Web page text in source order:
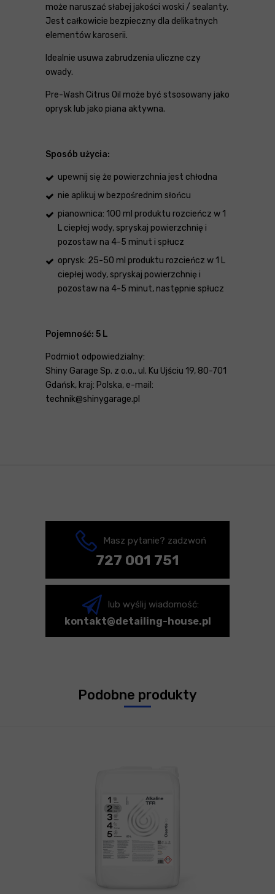
może naruszać słabej jakości woski / sealanty.
Jest całkowicie bezpieczny dla delikatnych
elementów karoserii.
Idealnie usuwa zabrudzenia uliczne czy
owady.
Pre-Wash Citrus Oil może być stsosowany jako
oprysk lub jako piana aktywna.
Sposób użycia:
upewnij się że powierzchnia jest chłodna
nie aplikuj w bezpośrednim słońcu
pianownica: 100 ml produktu rozcieńcz w 1
L ciepłej wody, spryskaj powierzchnię i
pozostaw na 4-5 minut i spłucz
oprysk: 25-50 ml produktu rozcieńcz w 1 L
ciepłej wody, spryskaj powierzchnię i
pozostaw na 4-5 minut, następnie spłucz
Pojemność: 5 L
Podmiot odpowiedzialny:
Shiny Garage Sp. z o.o., ul. Ku Ujściu 19, 80-701
Gdańsk, kraj: Polska, e-mail:
technik@shinygarage.pl
Masz pytanie? zadzwoń
727 001 751
lub wyślij wiadomość:
kontakt@detailing-house.pl
Podobne produkty